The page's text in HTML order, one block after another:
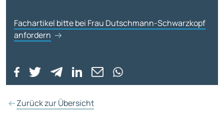
Fachartikel bitte bei Frau Dutschmann-Schwarzkopf
anfordern
Zurück zur Übersicht